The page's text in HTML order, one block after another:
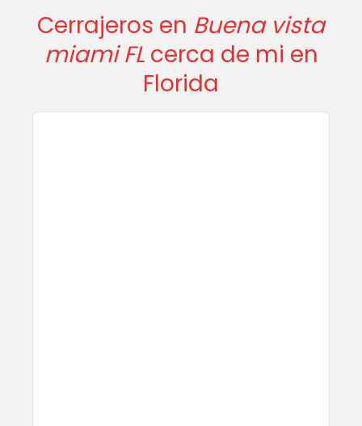
Cerrajeros en Buena vista
miami FLcerca de mi en
Florida